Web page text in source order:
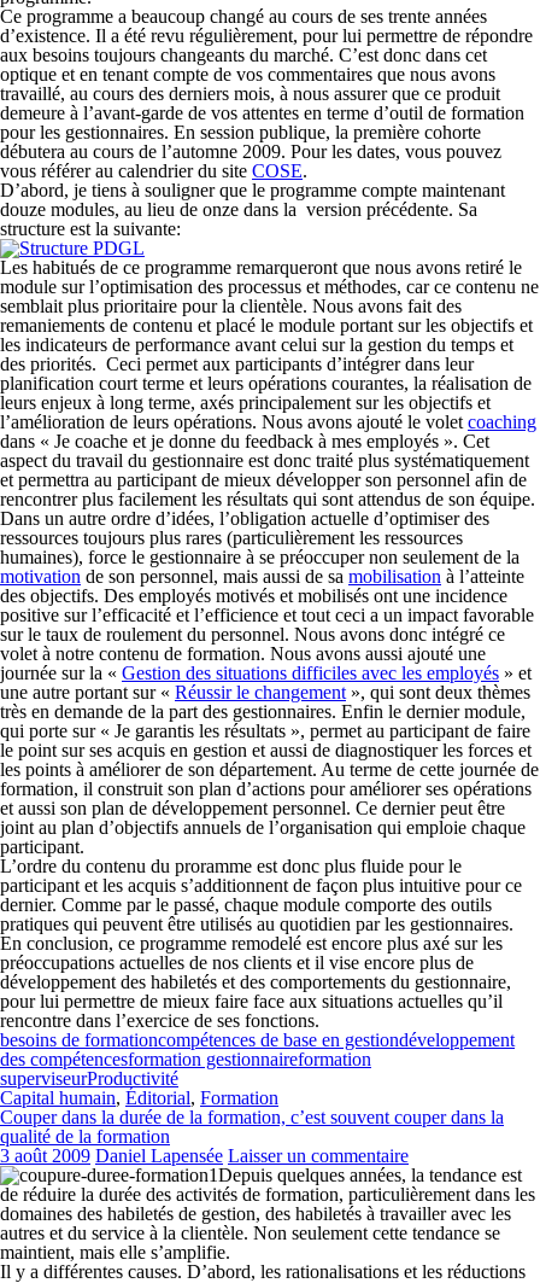
Ce programme a beaucoup changé au cours de ses trente années
d’existence. Il a été revu régulièrement, pour lui permettre de répondre
aux besoins toujours changeants du marché. C’est donc dans cet
optique et en tenant compte de vos commentaires que nous avons
travaillé, au cours des derniers mois, à nous assurer que ce produit
demeure à l’avant-garde de vos attentes en terme d’outil de formation
pour les gestionnaires. En session publique, la première cohorte
débutera au cours de l’automne 2009. Pour les dates, vous pouvez
vous référer au calendrier du site COSE.
D’abord, je tiens à souligner que le programme compte maintenant
douze modules, au lieu de onze dans la version précédente. Sa
structure est la suivante:
Les habitués de ce programme remarqueront que nous avons retiré le
module sur l’optimisation des processus et méthodes, car ce contenu ne
semblait plus prioritaire pour la clientèle. Nous avons fait des
remaniements de contenu et placé le module portant sur les objectifs et
les indicateurs de performance avant celui sur la gestion du temps et
des priorités. Ceci permet aux participants d’intégrer dans leur
planification court terme et leurs opérations courantes, la réalisation de
leurs enjeux à long terme, axés principalement sur les objectifs et
l’amélioration de leurs opérations. Nous avons ajouté le volet coaching
dans « Je coache et je donne du feedback à mes employés ». Cet
aspect du travail du gestionnaire est donc traité plus systématiquement
et permettra au participant de mieux développer son personnel afin de
rencontrer plus facilement les résultats qui sont attendus de son équipe.
Dans un autre ordre d’idées, l’obligation actuelle d’optimiser des
ressources toujours plus rares (particulièrement les ressources
humaines), force le gestionnaire à se préoccuper non seulement de la
motivation de son personnel, mais aussi de sa mobilisation à l’atteinte
des objectifs. Des employés motivés et mobilisés ont une incidence
positive sur l’efficacité et l’efficience et tout ceci a un impact favorable
sur le taux de roulement du personnel. Nous avons donc intégré ce
volet à notre contenu de formation. Nous avons aussi ajouté une
journée sur la « Gestion des situations difficiles avec les employés » et
une autre portant sur « Réussir le changement », qui sont deux thèmes
très en demande de la part des gestionnaires. Enfin le dernier module,
qui porte sur « Je garantis les résultats », permet au participant de faire
le point sur ses acquis en gestion et aussi de diagnostiquer les forces et
les points à améliorer de son département. Au terme de cette journée de
formation, il construit son plan d’actions pour améliorer ses opérations
et aussi son plan de développement personnel. Ce dernier peut être
joint au plan d’objectifs annuels de l’organisation qui emploie chaque
participant.
L’ordre du contenu du proramme est donc plus fluide pour le
participant et les acquis s’additionnent de façon plus intuitive pour ce
dernier. Comme par le passé, chaque module comporte des outils
pratiques qui peuvent être utilisés au quotidien par les gestionnaires.
En conclusion, ce programme remodelé est encore plus axé sur les
préoccupations actuelles de nos clients et il vise encore plus de
développement des habiletés et des comportements du gestionnaire,
pour lui permettre de mieux faire face aux situations actuelles qu’il
rencontre dans l’exercice de ses fonctions.
besoins de formationcompétences de base en gestiondéveloppement
des compétencesformation gestionnaireformation
superviseurProductivité
Capital humain, Éditorial, Formation
Couper dans la durée de la formation, c’est souvent couper dans la
qualité de la formation
3 août 2009 Daniel Lapensée Laisser un commentaire
Depuis quelques années, la tendance est
de réduire la durée des activités de formation, particulièrement dans les
domaines des habiletés de gestion, des habiletés à travailler avec les
autres et du service à la clientèle. Non seulement cette tendance se
maintient, mais elle s’amplifie.
Il y a différentes causes. D’abord, les rationalisations et les réductions